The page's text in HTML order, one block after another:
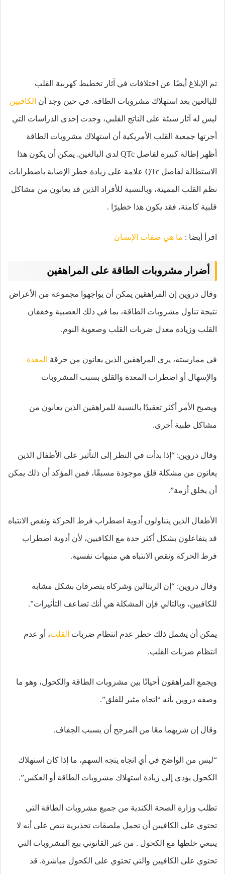
تم الإبلاغ أيضًا عن اختلافات في آثار تخطيط كهربية القلب
للبالغين بعد استهلاك مشروبات الطاقة. في حين وجد أن الكافيين
ليس له آثار سيئة على الناتج القلبي، وجدت إحدى الدراسات التي
أجرتها جمعية القلب الأمريكية أن استهلاك مشروبات الطاقة
أظهر إطالة كبيرة لفاصل QTc لدى البالغين. يمكن أن يكون هذا
الاستطالة لفاصل QTc علامة على زيادة خطر الإصابة باضطرابات
نظم القلب المميتة، وبالنسبة للأفراد الذين قد يعانون من مشاكل
قلبية كامنة، فقد يكون هذا خطيرًا .
اقرأ أيضا : ما هي صفات الإنسان
أضرار مشروبات الطاقة على المراهقين
وقال دروين إن المراهقين يمكن أن يواجهوا مجموعة من الأعراض
نتيجة تناول مشروبات الطاقة، بما في ذلك العصبية وخفقان
القلب وزيادة معدل ضربات القلب وصعوبة النوم.
في ممارسته، يرى المراهقين الذين يعانون من حرقة المعدة
والإسهال أو اضطراب المعدة والقلق بسبب المشروبات
ويصبح الأمر أكثر تعقيدًا بالنسبة للمراهقين الذين يعانون من
مشاكل طبية أخرى.
وقال دروين: “إذا بدأت في النظر إلى التأثير على الأطفال الذين
يعانون من مشكلة قلق موجودة مسبقًا، فمن المؤكد أن ذلك يمكن
أن يخلق أزمة”.
الأطفال الذين يتناولون أدوية اضطراب فرط الحركة ونقص الانتباه
قد يتفاعلون بشكل أكثر حدة مع الكافيين، لأن أدوية اضطراب
فرط الحركة ونقص الانتباه هي منبهات نفسية.
وقال دروين: “إن الريتالين وشركاه يتصرفان بشكل مشابه
للكافيين، وبالتالي فإن المشكلة هي أنك تضاعف التأثيرات”.
يمكن أن يشمل ذلك خطر عدم انتظام ضربات القلب، أو عدم
انتظام ضربات القلب.
ويجمع المراهقون أحيانًا بين مشروبات الطاقة والكحول، وهو ما
وصفه دروين بأنه “اتجاه مثير للقلق”.
وقال إن شربهما معًا من المرجح أن يسبب الجفاف.
“ليس من الواضح في أي اتجاه يتجه السهم، ما إذا كان استهلاك
الكحول يؤدي إلى زيادة استهلاك مشروبات الطاقة أو العكس”.
تطلب وزارة الصحة الكندية من جميع مشروبات الطاقة التي
تحتوي على الكافيين أن تحمل ملصقات تحذيرية تنص على أنه لا
ينبغي خلطها مع الكحول . من غير القانوني بيع المشروبات التي
تحتوي على الكافيين والتي تحتوي على الكحول مباشرة. قد